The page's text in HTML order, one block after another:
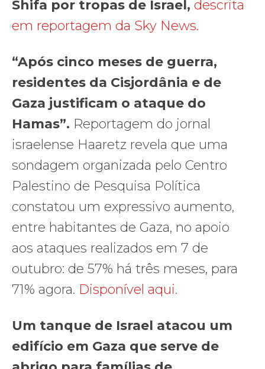
Shifa por tropas de Israel, descrita
em reportagem da Sky News.
“Após cinco meses de guerra,
residentes da Cisjordânia e de
Gaza justificam o ataque do
Hamas”. Reportagem do jornal
israelense Haaretz revela que uma
sondagem organizada pelo Centro
Palestino de Pesquisa Política
constatou um expressivo aumento,
entre habitantes de Gaza, no apoio
aos ataques realizados em 7 de
outubro: de 57% há três meses, para
71% agora. Disponível aqui.
Um tanque de Israel atacou um
edifício em Gaza que serve de